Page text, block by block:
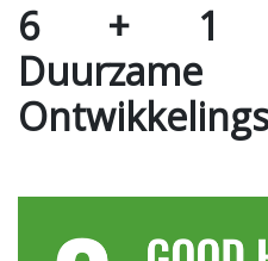
6 + 1
Duurzame